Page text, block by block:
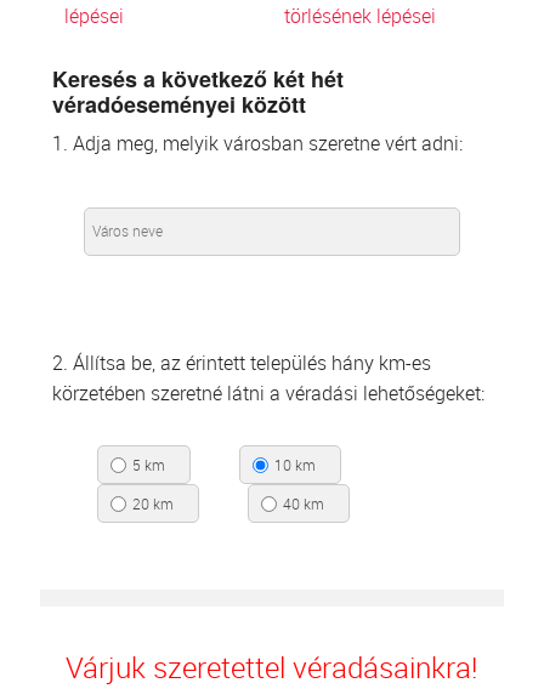
lépései
törlésének lépései
Keresés a következő két hét
véradóeseményei között
1. Adja meg, melyik városban szeretne vért adni:
2. Állítsa be, az érintett település hány km-es
körzetében szeretné látni a véradási lehetőségeket:
5 km
10 km
20 km
40 km
Várjuk szeretettel véradásainkra!